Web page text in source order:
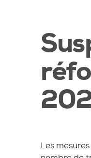
Les